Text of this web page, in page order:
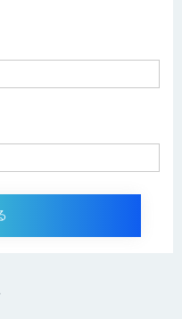
スDX/AIソリューション